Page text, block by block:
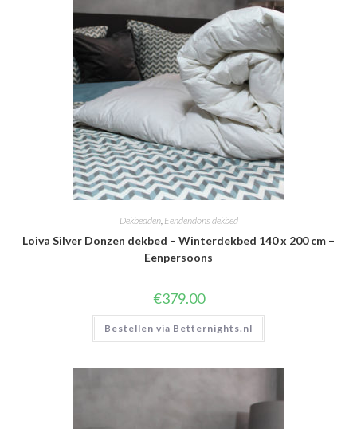
Dekbedden, Eendendons dekbed
Loiva Silver Donzen dekbed – Winterdekbed 140 x 200 cm –
Eenpersoons
€379.00
Bestellen via Betternights.nl